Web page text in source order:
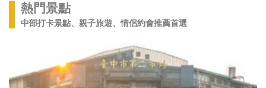
熱門景點
中部打卡景點、親子旅遊、情侶約會推薦首選